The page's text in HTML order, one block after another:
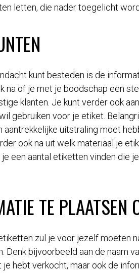
letten, die nader toegelicht
kunt besteden is de
na of je met je boodschap een
klanten. Je kunt verder ook
gebruiken voor je etiket.
aantrekkelijke uitstraling moet
ook na uit welk materiaal je
je een aantal etiketten vinden die
TE PLAATSEN
zul je voor jezelf moeten
Denk bijvoorbeeld aan de naam
je hebt verkocht, maar ook de